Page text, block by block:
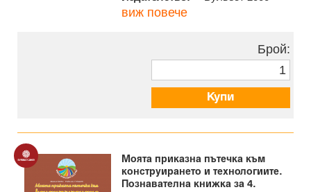
виж повече
Брой:
Купи
Моята приказна пътечка към
конструирането и технологиите.
Познавателна книжка за 4.